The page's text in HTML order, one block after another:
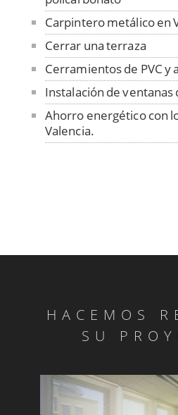
Carpintero metálico en
Cerrar una terraza
Cerramientos de PVC y
Instalación de ventanas
Ahorro energético con
Valencia.
HACEMOS
SU